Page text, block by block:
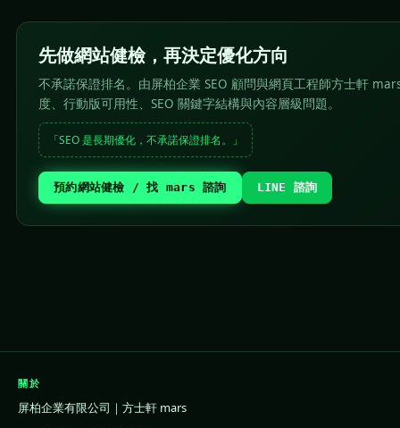
先做網站健檢，再決定優化方向
不承諾保證排名。由屏柏企業 SEO 顧問與網頁工程師方士軒
度、行動版可用性、SEO 關鍵字結構與內容層級問題。
「SEO 是長期優化，不承諾保證排名。」
預約網站健檢 / 找 mars 諮詢 LINE 諮詢
關於
屏柏企業有限公司｜方士軒 mars